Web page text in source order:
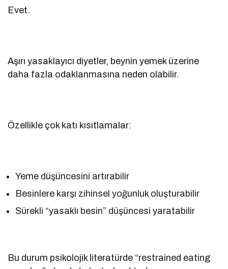
Evet.
Aşırı yasaklayıcı diyetler, beynin yemek üzerine
daha fazla odaklanmasına neden olabilir.
Özellikle çok katı kısıtlamalar:
Yeme düşüncesini artırabilir
Besinlere karşı zihinsel yoğunluk oluşturabilir
Sürekli “yasaklı besin” düşüncesi yaratabilir
Bu durum psikolojik literatürde “restrained eating